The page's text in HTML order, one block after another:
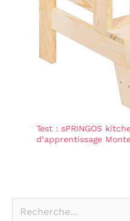
Test : sPRINGOS
d’apprentissage